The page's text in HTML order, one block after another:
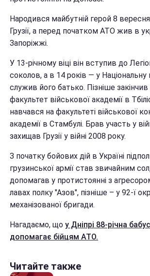
Народився майбутній герой 8
Грузії, а перед початком АТО жив в
Запоріжжі.
У 13-річному віці він вступив до
соколов, а в 14 років — у Національну
служив його батько. Пізніше
факультет військової академії в
навчався на факультеті військової
академії в Стамбулі. Брав участь у
захищав Грузії у війні 2008 року.
З початку бойових дій в Україні
грузинської армії став звичайним
допомагав у протистоянні з
лавах полку "Азов", пізніше – у 92-ї
механізованої бригади.
Нагадаємо, що у Дніпрі 88-річна
допомагає бійцям АТО.
Читайте также